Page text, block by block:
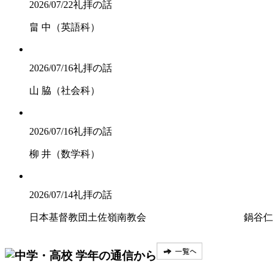
2026/07/22礼拝の話
畠 中（英語科）
2026/07/16礼拝の話
山 脇（社会科）
2026/07/16礼拝の話
柳 井（数学科）
2026/07/14礼拝の話
日本基督教団土佐嶺南教会 鍋谷仁